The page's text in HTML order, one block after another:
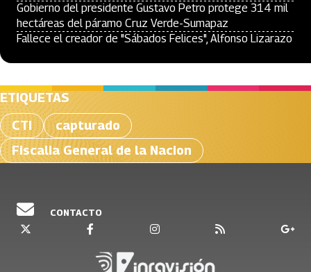
Gobierno del presidente Gustavo Petro protege 314 mil
hectáreas del páramo Cruz Verde-Sumapaz
Fallece el creador de "Sábados Felices", Alfonso Lizarazo
ETIQUETAS
CTI
capturado
Fiscalia General de la Nacion
CONTACTO